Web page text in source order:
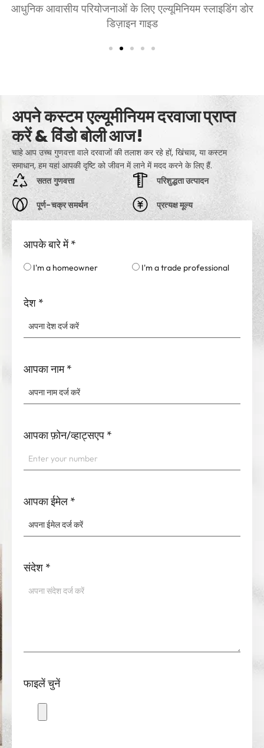
परियोजनाओं के लिए एल्यूमिनियम स्लाइडिंग डोर
डिज़ाइन गाइड
अपने कस्टम एल्यूमीनियम दरवाजा प्राप्त
करें & विंडो बोली आज!
चाहे आप उच्च गुणवत्ता वाले दरवाजों की तलाश कर रहे हों, खिंचाव, या कस्टम
समाधान, हम यहां आपकी दृष्टि को जीवन में लाने में मदद करने के लिए हैं.
सतत गुणवत्ता
पूर्ण-चक्र समर्थन
परिशुद्धता उत्पादन
प्रत्यक्ष मूल्य
आपके बारे में *
I'm a homeowner I'm a trade professional
देश *
आपका नाम *
आपका फ़ोन/व्हाट्सएप *
आपका ईमेल *
संदेश *
फाइलें चुनें